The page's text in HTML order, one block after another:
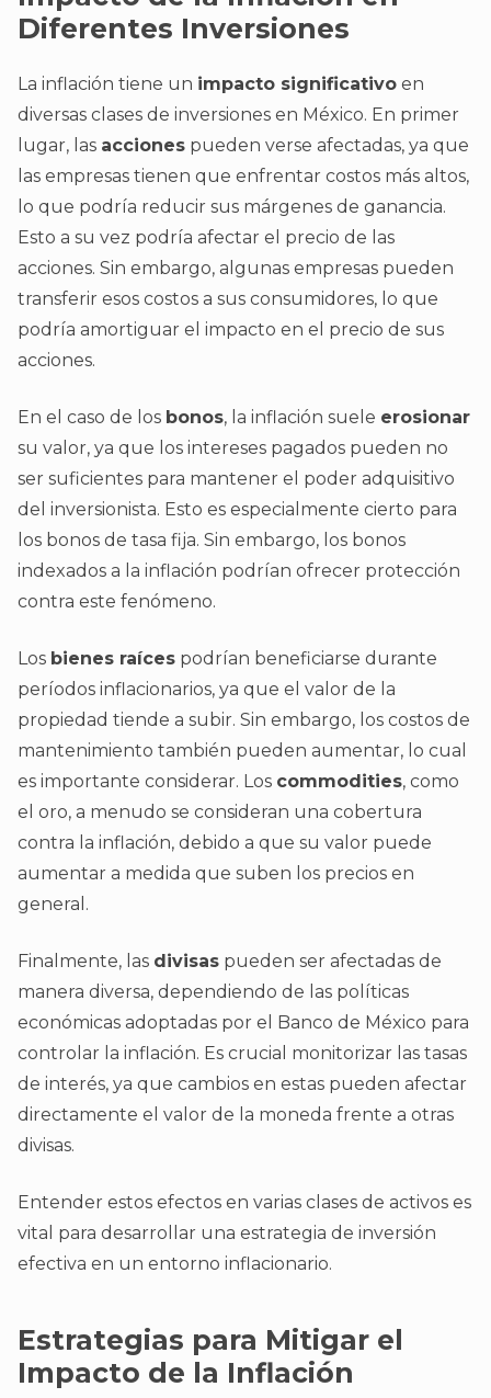
Diferentes Inversiones
La inflación tiene un impacto significativo en
diversas clases de inversiones en México. En primer
lugar, las acciones pueden verse afectadas, ya que
las empresas tienen que enfrentar costos más altos,
lo que podría reducir sus márgenes de ganancia.
Esto a su vez podría afectar el precio de las
acciones. Sin embargo, algunas empresas pueden
transferir esos costos a sus consumidores, lo que
podría amortiguar el impacto en el precio de sus
acciones.
En el caso de los bonos, la inflación suele erosionar
su valor, ya que los intereses pagados pueden no
ser suficientes para mantener el poder adquisitivo
del inversionista. Esto es especialmente cierto para
los bonos de tasa fija. Sin embargo, los bonos
indexados a la inflación podrían ofrecer protección
contra este fenómeno.
Los bienes raíces podrían beneficiarse durante
períodos inflacionarios, ya que el valor de la
propiedad tiende a subir. Sin embargo, los costos de
mantenimiento también pueden aumentar, lo cual
es importante considerar. Los commodities, como
el oro, a menudo se consideran una cobertura
contra la inflación, debido a que su valor puede
aumentar a medida que suben los precios en
general.
Finalmente, las divisas pueden ser afectadas de
manera diversa, dependiendo de las políticas
económicas adoptadas por el Banco de México para
controlar la inflación. Es crucial monitorizar las tasas
de interés, ya que cambios en estas pueden afectar
directamente el valor de la moneda frente a otras
divisas.
Entender estos efectos en varias clases de activos es
vital para desarrollar una estrategia de inversión
efectiva en un entorno inflacionario.
Estrategias para Mitigar el
Impacto de la Inflación